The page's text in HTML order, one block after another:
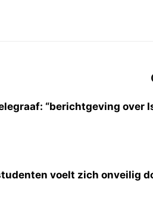
“berichtgeving over
voelt zich onveilig